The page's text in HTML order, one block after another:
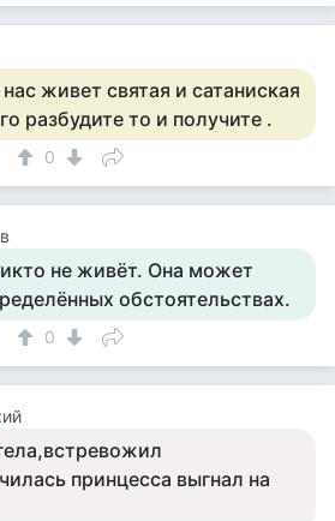
живет святая и сатаниская
разбудите то и получите .
0
не живёт. Она может
обстоятельствах.
0
принцесса выгнал на